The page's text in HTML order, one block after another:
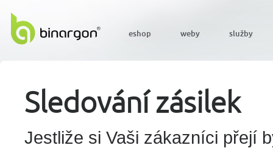
Sledování zásilek
Jestliže si Vaši zákazníci přejí
eshop weby služby